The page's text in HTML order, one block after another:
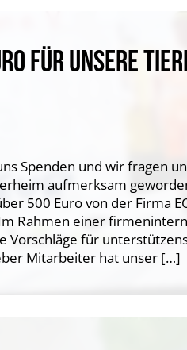
FÜR UNSERE
Spenden und wir fragen
aufmerksam
500 Euro von der Firma
Rahmen einer
Vorschläge für
Mitarbeiter hat unser […]